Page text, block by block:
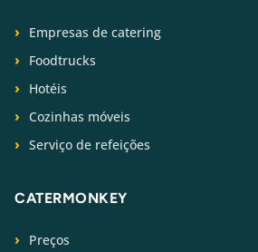
Empresas de catering
Foodtrucks
Hotéis
Cozinhas móveis
Serviço de refeições
CATERMONKEY
Preços